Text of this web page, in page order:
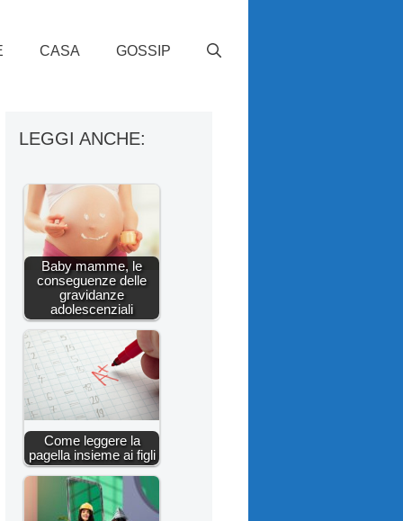
CASA GOSSIP
LEGGI ANCHE:
Baby mamme, le
conseguenze delle
gravidanze
adolescenziali
Come leggere la
pagella insieme ai figli